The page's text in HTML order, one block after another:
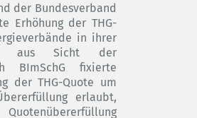
der Bundesverband
Erhöhung der THG-
in ihrer
aus Sicht der
BImSchG fixierte
der THG-Quote um
erlaubt,